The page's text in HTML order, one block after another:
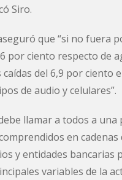
Siro.
que “si no fuera
por ciento respecto de
del 6,9 por ciento
de audio y celulares”.
llamar a todos a
en
y entidades bancarias
variables de la